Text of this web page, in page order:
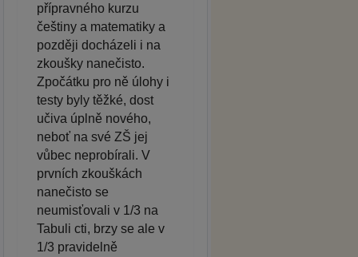
přípravného kurzu
češtiny a matematiky a
později docházeli i na
zkoušky nanečisto.
Zpočátku pro ně úlohy i
testy byly těžké, dost
učiva úplně nového,
neboť na své ZŠ jej
vůbec neprobírali. V
prvních zkouškách
nanečisto se
neumisťovali v 1/3 na
Tabuli cti, brzy se ale v
1/3 pravidelně